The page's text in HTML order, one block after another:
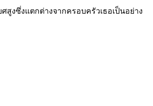
งซึ่งแตกต่างจากครอบครัวเธอเป็นอย่าง